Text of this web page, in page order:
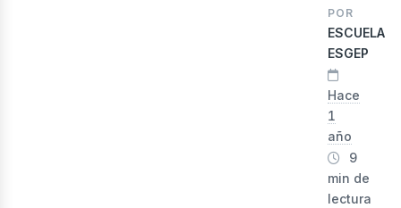
POR
ESCUELA
ESGEP
Hace
1
año
9
min de
lectura